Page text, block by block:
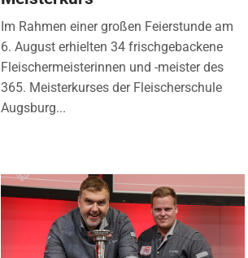
Im Rahmen einer großen Feierstunde am
6. August erhielten 34 frischgebackene
Fleischermeisterinnen und -meister des
365. Meisterkurses der Fleischerschule
Augsburg...